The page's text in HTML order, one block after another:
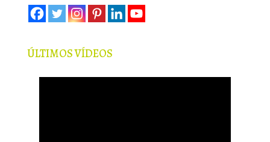
ÚLTIMOS VÍDEOS